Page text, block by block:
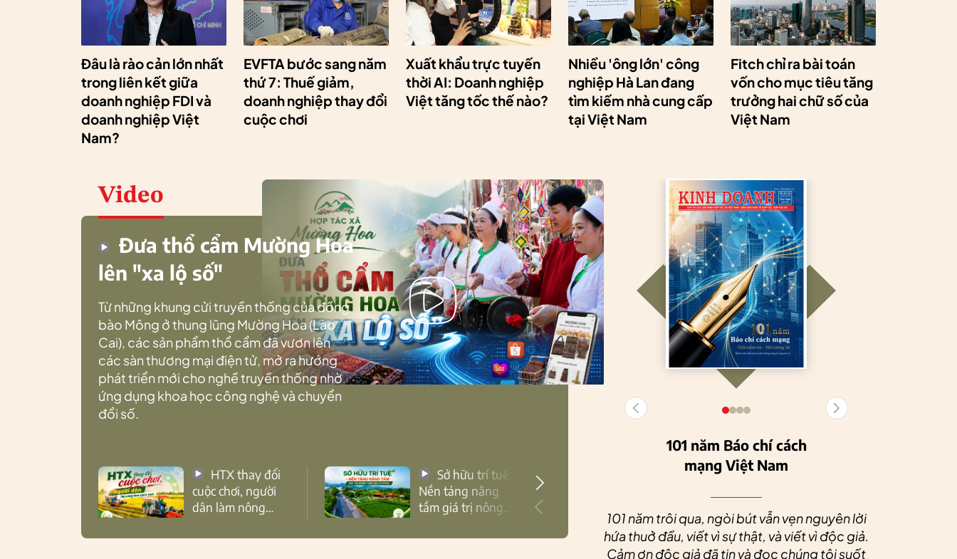
Đâu là rào cản lớn nhất
trong liên kết giữa
doanh nghiệp FDI và
doanh nghiệp Việt
Nam?
EVFTA bước sang năm
thứ 7: Thuế giảm,
doanh nghiệp thay đổi
cuộc chơi
Xuất khẩu trực tuyến
thời AI: Doanh nghiệp
Việt tăng tốc thế nào?
Nhiều 'ông lớn' công
nghiệp Hà Lan đang
tìm kiếm nhà cung cấp
tại Việt Nam
Fitch chỉ ra bài toán
vốn cho mục tiêu tăng
trưởng hai chữ số của
Việt Nam
Video
Đưa thổ cẩm Mường Hoa
lên "xa lộ số"
Từ những khung cửi truyền thống của đồng
bào Mông ở thung lũng Mường Hoa (Lào
Cai), các sản phẩm thổ cẩm đã vươn lên
các sàn thương mại điện tử, mở ra hướng
phát triển mới cho nghề truyền thống nhờ
ứng dụng khoa học công nghệ và chuyển
đổi số.
cuộc chơi, người
dân làm nông
Nền tảng nâng
tầm giá trị nông
lực cho nông
nghiệp bền vững
101 năm Báo chí cách
mạng Việt Nam
101 năm trôi qua, ngòi bút vẫn vẹn nguyên lời
hứa thuở đầu, viết vì sự thật, và viết vì độc giả.
Cảm ơn độc giả đã tin và đọc chúng tôi suốt